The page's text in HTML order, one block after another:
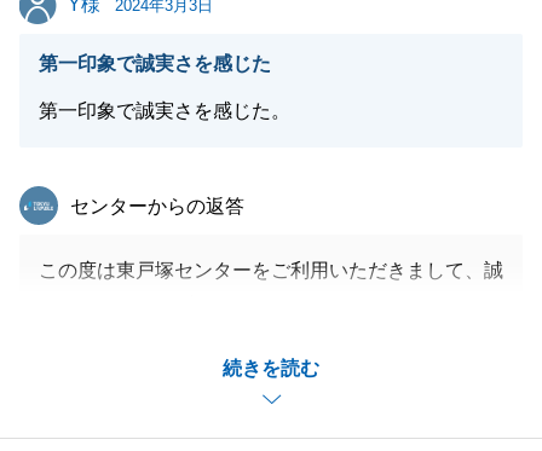
Y様 2024年3月3日
第一印象で誠実さを感じた
第一印象で誠実さを感じた。
続きを読む
東急リバブル
センターからの返答
この度は東戸塚センターをご利用いただきまして、誠
かりと受け止め、今後の私の仕事の進め方の改善に努
今後も、どんな些細な事でも結構でございますのでお